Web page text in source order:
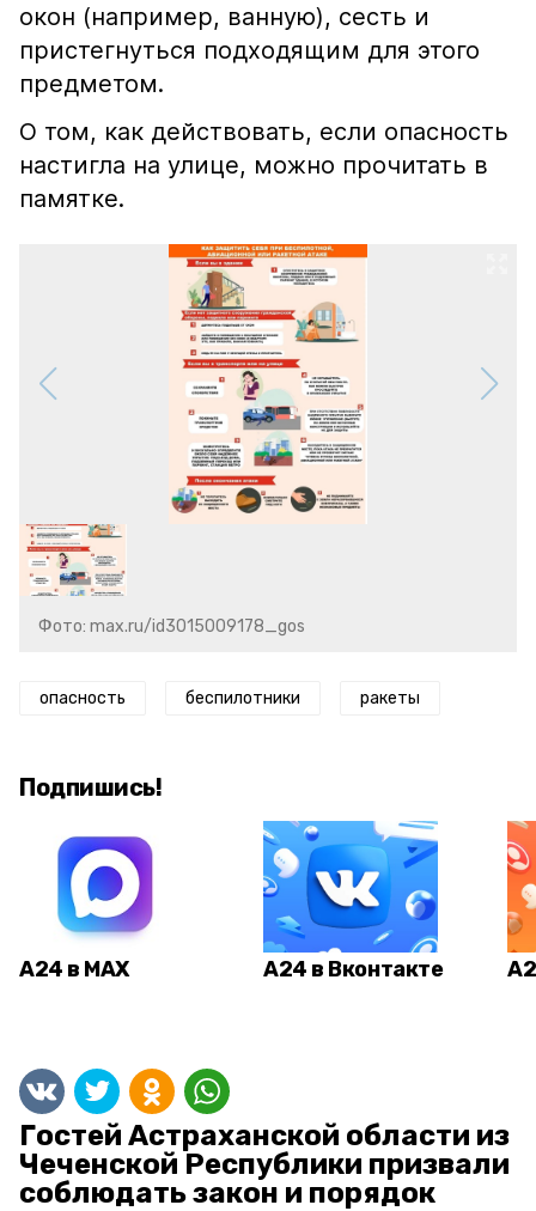
окон (например, ванную), сесть и
пристегнуться подходящим для этого
предметом.
О том, как действовать, если опасность
настигла на улице, можно прочитать в
памятке.
Фото: max.ru/id3015009178_gos
опасность беспилотники ракеты
Подпишись!
А24 в MAX А24 в Вконтакте
Гостей Астраханской области из
Чеченской Республики призвали
соблюдать закон и порядок